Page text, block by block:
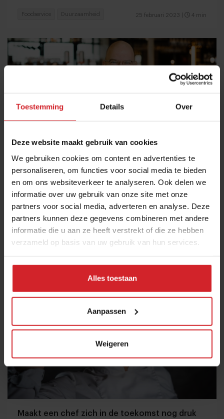
Toestemming Details Over
Deze website maakt gebruik van cookies
We gebruiken cookies om content en advertenties te
personaliseren, om functies voor social media te bieden
en om ons websiteverkeer te analyseren. Ook delen we
informatie over uw gebruik van onze site met onze
partners voor social media, adverteren en analyse. Deze
partners kunnen deze gegevens combineren met andere
informatie die u aan ze heeft verstrekt of die ze hebben
verzameld op basis van uw gebruik van hun services.
Alles toestaan
Aanpassen
Weigeren
25 februari 2023 4 min
Foodservice Duurzaamheid
De bestemming is geen teambeslissing
Hospitality-expert Wouter Verkerk over het nemen van
24 februari 2023| 4 min
Foodservice Hospitality
Maakt een chef zich in de toekomst nog druk